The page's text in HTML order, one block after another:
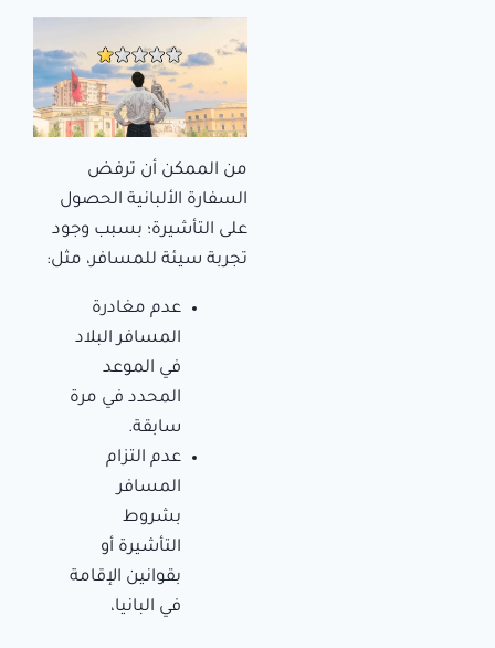
من الممكن أن ترفض
السفارة الألبانية الحصول
على التأشيرة؛ بسبب وجود
تجربة سيئة للمسافر، مثل:
عدم مغادرة
المسافر البلاد
في الموعد
المحدد في مرة
سابقة.
عدم التزام
المسافر
بشروط
التأشيرة أو
بقوانين الإقامة
في البانيا،